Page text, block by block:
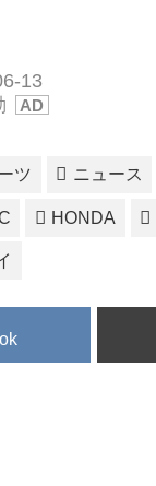
13
ツ ニュース
HONDA